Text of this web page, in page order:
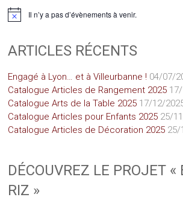
Notice Il n’y a pas d’évènements à venir.
ARTICLES RÉCENTS
Engagé à Lyon… et à Villeurbanne ! 04/07/
Catalogue Articles de Rangement 2025
Catalogue Arts de la Table 2025 17/12/
Catalogue Articles pour Enfants 2025 25/
Catalogue Articles de Décoration 2025 25/
DÉCOUVREZ LE PROJET «
RIZ »